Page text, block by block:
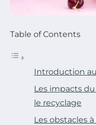
Table of Contents
Introduction
Les impacts
le recyclage
Les obstacles